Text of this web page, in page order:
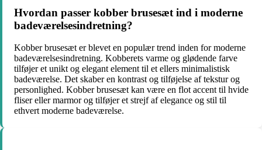
Hvordan passer kobber brusesæt ind i moderne
badeværelsesindretning?
Kobber brusesæt er blevet en populær trend inden for moderne
badeværelsesindretning. Kobberets varme og glødende farve
tilføjer et unikt og elegant element til et ellers minimalistisk
badeværelse. Det skaber en kontrast og tilføjelse af tekstur og
personlighed. Kobber brusesæt kan være en flot accent til hvide
fliser eller marmor og tilføjer et strejf af elegance og stil til
ethvert moderne badeværelse.